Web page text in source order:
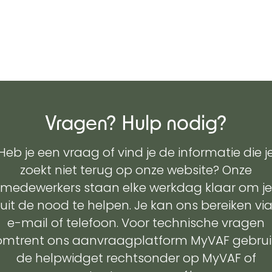
Vragen? Hulp nodig?
je een vraag of vind je de informatie die
zoekt niet terug op onze website? Onze
medewerkers staan elke werkdag klaar om je
uit de nood te helpen. Je kan ons bereiken via
e-mail of telefoon. Voor technische vragen
ons aanvraagplatform MyVAF
de helpwidget rechtsonder op MyVAF of